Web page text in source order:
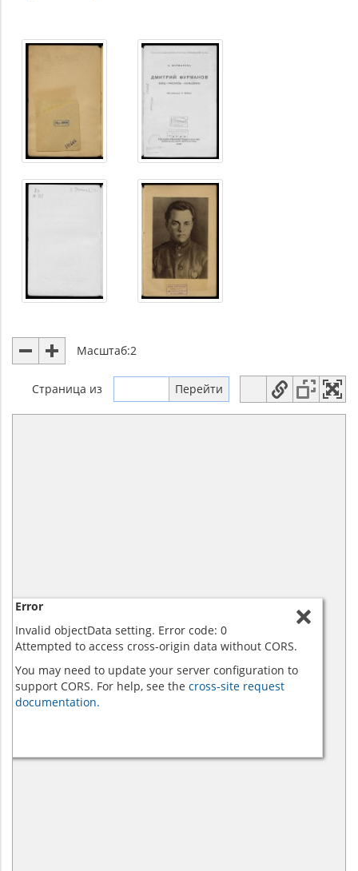
Масштаб:2
Страница из
Error
Invalid objectData setting. Error code: 0
Attempted to access cross-origin data without CORS.
You may need to update your server configuration to
support CORS. For help, see the cross-site request
documentation.